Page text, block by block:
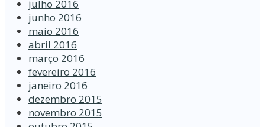
julho 2016
junho 2016
maio 2016
abril 2016
março 2016
fevereiro 2016
janeiro 2016
dezembro 2015
novembro 2015